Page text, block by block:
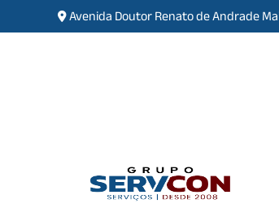
Avenida Doutor Renato de Andrade
Taboão